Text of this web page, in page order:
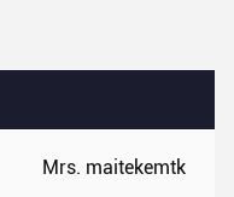
Mrs. maitekemtk